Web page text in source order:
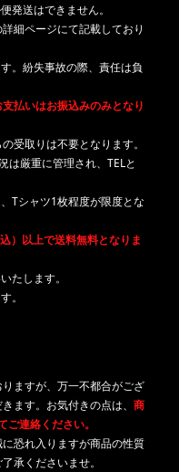
発送はできません。
細ページにて記載しており
。紛失事故の際、責任は負
払いはお振込みのみとなり
受取りは不要となります。
は厳重に管理され、TELと
Tシャツ1枚程度が限度とな
）以上で送料無料となりま
たします。
。
ますが、万一不都合がござ
ます。お気付きの点は、 商
連絡ください。
恐れ入りますが商品の性質
承くださいませ。